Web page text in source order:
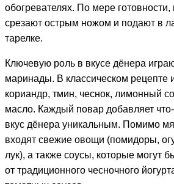
обогревателях. По мере
срезают острым ножом и подают в
тарелке.
Ключевую роль в вкусе дёнера
маринады. В классическом рецепте
кориандр, тмин, чеснок, лимонный
масло. Каждый повар добавляет что-
вкус дёнера уникальным. Помимо
входят свежие овощи (помидоры,
лук), а также соусы, которые могут
от традиционного чесночного